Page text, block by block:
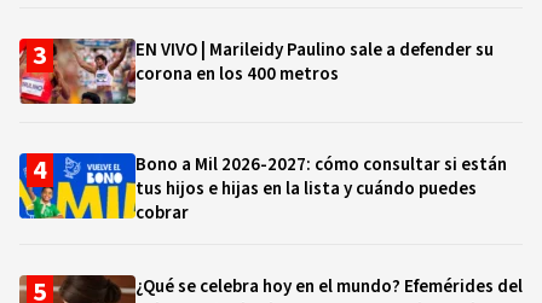
EN VIVO | Marileidy Paulino sale a defender su
corona en los 400 metros
Bono a Mil 2026-2027: cómo consultar si están
tus hijos e hijas en la lista y cuándo puedes
cobrar
¿Qué se celebra hoy en el mundo? Efemérides del